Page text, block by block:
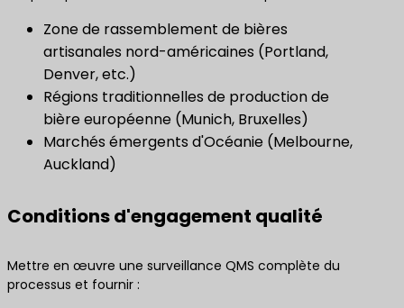
Zone de rassemblement de bières
artisanales nord-américaines (Portland,
Denver, etc.)
Régions traditionnelles de production de
bière européenne (Munich, Bruxelles)
Marchés émergents d'Océanie (Melbourne,
Auckland)
Conditions d'engagement qualité
Mettre en œuvre une surveillance QMS complète du
processus et fournir :